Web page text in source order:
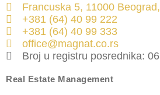
Francuska 5, 11000
+381 (64) 40 99 222
+381 (64) 40 99 333
office@magnat.co.rs
Broj u registru posrednika:
Real Estate Management